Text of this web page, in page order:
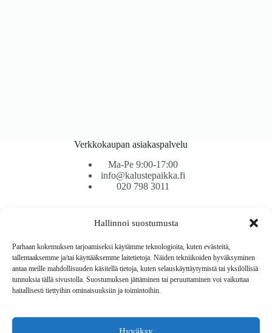
Hallinnoi suostumusta
Parhaan kokemuksen tarjoamiseksi käytämme teknologioita, kuten evästeitä,
tallentaaksemme ja/tai käyttääksemme laitetietoja. Näiden tekniikoiden hyväksyminen
antaa meille mahdollisuuden käsitellä tietoja, kuten selauskäyttäytymistä tai yksilöllisiä
tunnuksia tällä sivustolla. Suostumuksen jättäminen tai peruuttaminen voi vaikuttaa
haitallisesti tiettyihin ominaisuuksiin ja toimintoihin.
Hyväksy
Verkkokaupan asiakaspalvelu
Ma-Pe 9:00-17:00
info@kalustepaikka.fi
020 798 3011
Maksutavat
Vaihto ja palautus
Reklamaatiot
Tietoa